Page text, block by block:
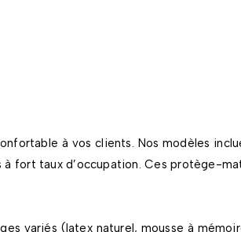
à vos clients. Nos modèles
fort taux d’occupation. Ces protège-
variés (latex naturel, mousse à